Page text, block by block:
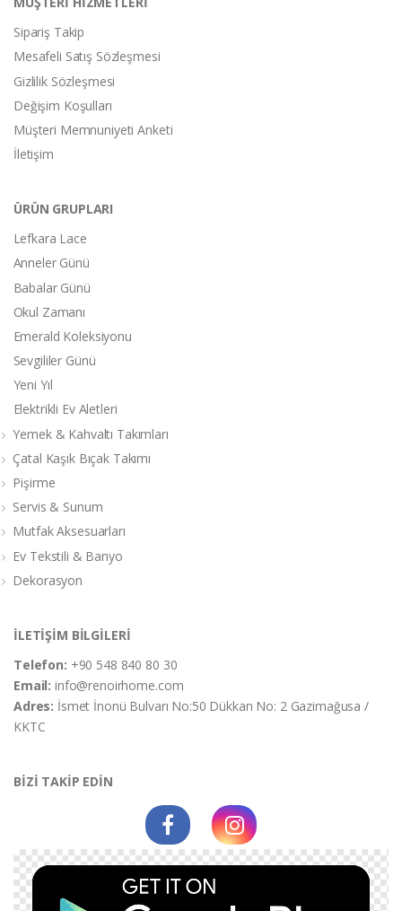
Sipariş Takip
Mesafeli Satış Sözleşmesi
Gizlilik Sözleşmesi
Değişim Koşulları
Müşteri Memnuniyeti Anketi
İletişim
ÜRÜN GRUPLARI
Lefkara Lace
Anneler Günü
Babalar Günü
Okul Zamanı
Emerald Koleksiyonu
Sevgililer Günü
Yeni Yıl
Elektrikli Ev Aletleri
Yemek & Kahvaltı Takımları
Çatal Kaşık Bıçak Takımı
Pişirme
Servis & Sunum
Mutfak Aksesuarları
Ev Tekstili & Banyo
Dekorasyon
İLETİŞİM BİLGİLERİ
Telefon: +90 548 840 80 30
Email:info@renoirhome.com
Adres: İsmet İnonü Bulvarı No:50 Dükkan No: 2 Gazimağusa /
KKTC
BİZİ TAKİP EDİN